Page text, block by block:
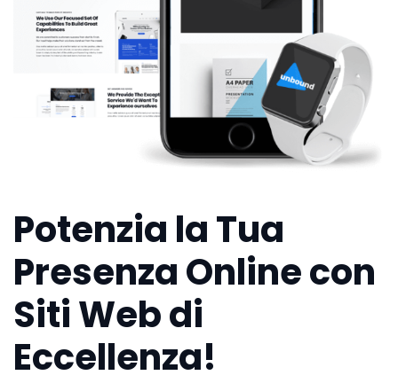
Potenzia la Tua
Presenza Online con
Siti Web di
Eccellenza!